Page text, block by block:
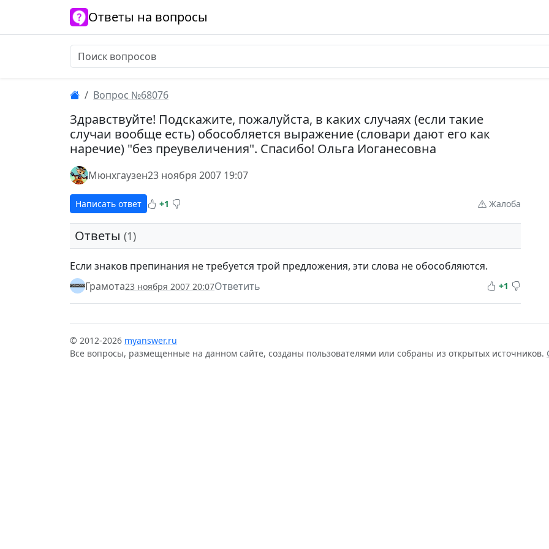
Ответы на вопросы
Вопрос №68076
Здравствуйте! Подскажите, пожалуйста, в каких случаях (если такие
случаи вообще есть) обособляется выражение (словари дают его как
наречие) "без преувеличения". Спасибо! Ольга Иоганесовна
Мюнхгаузен23 ноября 2007 19:07
Написать ответ +1 Жалоба
Ответы (1)
Если знаков препинания не требуется трой предложения, эти слова не обособляются.
Грамота23 ноября 2007 20:07Ответить +1
© 2012-2026 myanswer.ru
Все вопросы, размещенные на данном сайте, созданы пользователями или собраны из открытых источников.